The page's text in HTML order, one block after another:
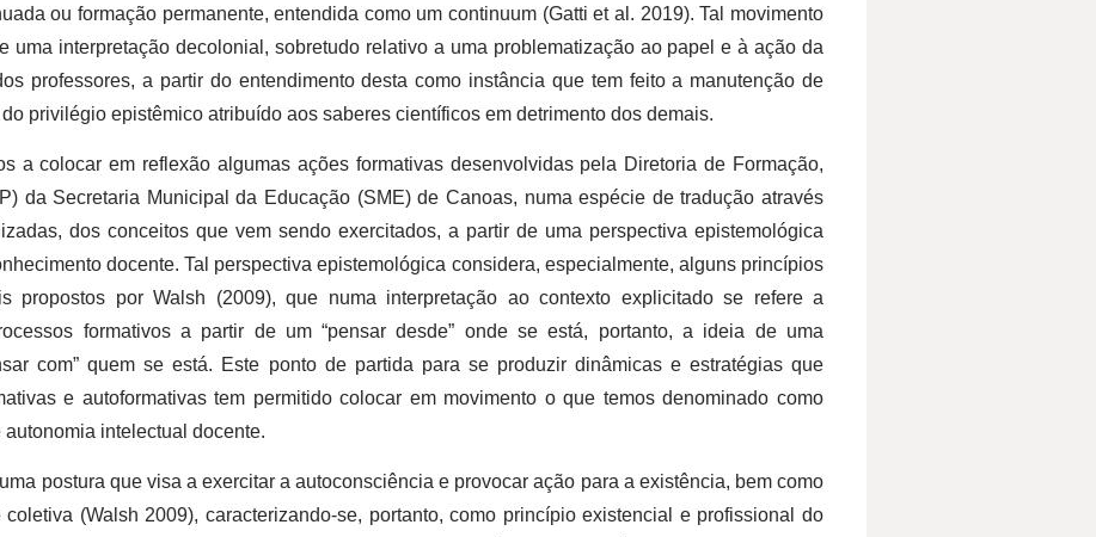
ou formação permanente, entendida como um continuum (Gatti et al. 2019). Tal movimento
uma interpretação decolonial, sobretudo relativo a uma problematização ao papel e à ação da
professores, a partir do entendimento desta como instância que tem feito a manutenção de
privilégio epistêmico atribuído aos saberes científicos em detrimento dos demais.
a colocar em reflexão algumas ações formativas desenvolvidas pela Diretoria de Formação,
da Secretaria Municipal da Educação (SME) de Canoas, numa espécie de tradução através
dos conceitos que vem sendo exercitados, a partir de uma perspectiva epistemológica
docente. Tal perspectiva epistemológica considera, especialmente, alguns princípios
propostos por Walsh (2009), que numa interpretação ao contexto explicitado se refere a
formativos a partir de um “pensar desde” onde se está, portanto, a ideia de uma
com” quem se está. Este ponto de partida para se produzir dinâmicas e estratégias que
e autoformativas tem permitido colocar em movimento o que temos denominado como
intelectual docente.
postura que visa a exercitar a autoconsciência e provocar ação para a existência, bem como
(Walsh 2009), caracterizando-se, portanto, como princípio existencial e profissional do